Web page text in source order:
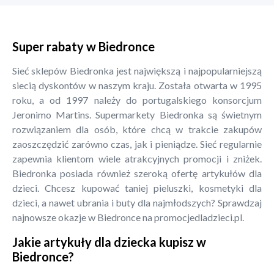
Super rabaty w Biedronce
Sieć sklepów Biedronka jest największą i najpopularniejszą
siecią dyskontów w naszym kraju. Została otwarta w 1995
roku, a od 1997 należy do portugalskiego konsorcjum
Jeronimo Martins. Supermarkety Biedronka są świetnym
rozwiązaniem dla osób, które chcą w trakcie zakupów
zaoszczędzić zarówno czas, jak i pieniądze. Sieć regularnie
zapewnia klientom wiele atrakcyjnych promocji i zniżek.
Biedronka posiada również szeroką ofertę artykułów dla
dzieci. Chcesz kupować taniej pieluszki, kosmetyki dla
dzieci, a nawet ubrania i buty dla najmłodszych? Sprawdzaj
najnowsze okazje w Biedronce na promocjedladzieci.pl.
Jakie artykuły dla dziecka kupisz w
Biedronce?